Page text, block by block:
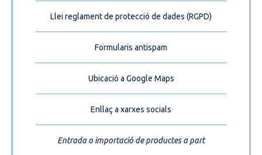
Llei reglament de protecció de dades (RGPD)
Formularis antispam
Ubicació a Google Maps
Enllaç a xarxes socials
Entrada o importació de productes a part